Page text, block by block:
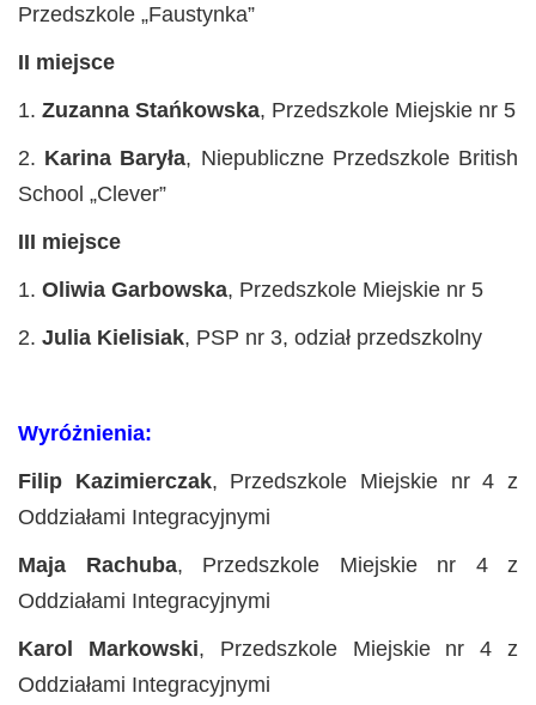
Przedszkole „Faustynka”
II miejsce
1. Zuzanna Stańkowska, Przedszkole Miejskie nr 5
2. Karina Baryła, Niepubliczne Przedszkole British
School „Clever”
III miejsce
1. Oliwia Garbowska, Przedszkole Miejskie nr 5
2. Julia Kielisiak, PSP nr 3, odział przedszkolny
Wyróżnienia:
Filip Kazimierczak, Przedszkole Miejskie nr 4 z
Oddziałami Integracyjnymi
Maja Rachuba, Przedszkole Miejskie nr 4 z
Oddziałami Integracyjnymi
Karol Markowski, Przedszkole Miejskie nr 4 z
Oddziałami Integracyjnymi